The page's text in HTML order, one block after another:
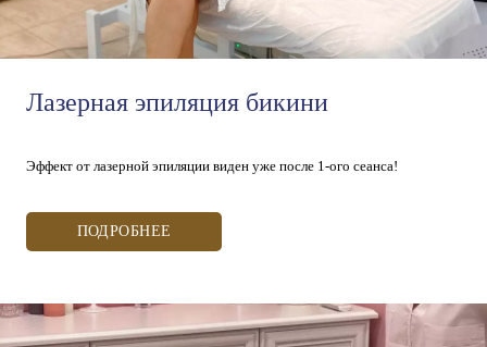
Лазерная эпиляция бикини
Эффект от лазерной эпиляции виден уже после 1-ого сеанса!
ПОДРОБНЕЕ